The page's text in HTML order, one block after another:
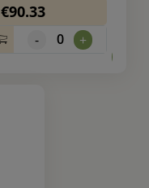
€90.33
- 0 +